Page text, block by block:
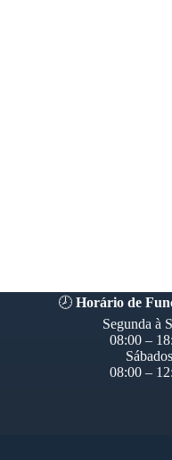
🕗Horário de
Segunda à
08:00 –
Sábados
08:00 –